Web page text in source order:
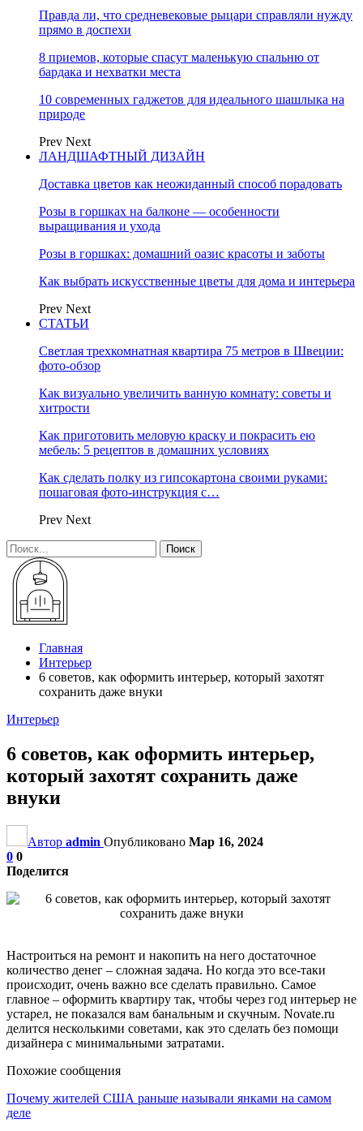
Правда ли, что средневековые рыцари справляли нужду
прямо в доспехи
8 приемов, которые спасут маленькую спальню от
бардака и нехватки места
10 современных гаджетов для идеального шашлыка на
природе
Prev Next
ЛАНДШАФТНЫЙ ДИЗАЙН
Доставка цветов как неожиданный способ порадовать
Розы в горшках на балконе — особенности
выращивания и ухода
Розы в горшках: домашний оазис красоты и заботы
Как выбрать искусственные цветы для дома и интерьера
Prev Next
СТАТЬИ
Светлая трехкомнатная квартира 75 метров в Швеции:
фото-обзор
Как визуально увеличить ванную комнату: советы и
хитрости
Как приготовить меловую краску и покрасить ею
мебель: 5 рецептов в домашних условиях
Как сделать полку из гипсокартона своими руками:
пошаговая фото-инструкция с…
Prev Next
Главная
Интерьер
6 советов, как оформить интерьер, который захотят
сохранить даже внуки
Интерьер
6 советов, как оформить интерьер,
который захотят сохранить даже
внуки
Автор admin Опубликовано Мар 16, 2024
0 0
Поделится
Настроиться на ремонт и накопить на него достаточное
количество денег – сложная задача. Но когда это все-таки
происходит, очень важно все сделать правильно. Самое
главное – оформить квартиру так, чтобы через год интерьер не
устарел, не показался вам банальным и скучным. Novate.ru
делится несколькими советами, как это сделать без помощи
дизайнера с минимальными затратами.
Похожие сообщения
Почему жителей США раньше называли янками на самом
деле